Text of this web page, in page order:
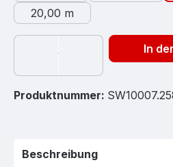
20,00 m
In
Produktnummer:
Beschreibung